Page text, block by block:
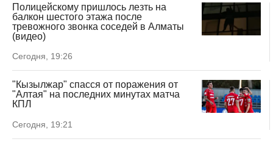
Полицейскому пришлось лезть на
балкон шестого этажа после
тревожного звонка соседей в Алматы
(видео)
Сегодня, 19:26
"Кызылжар" спасся от поражения от
"Алтая" на последних минутах матча
КПЛ
Сегодня, 19:21